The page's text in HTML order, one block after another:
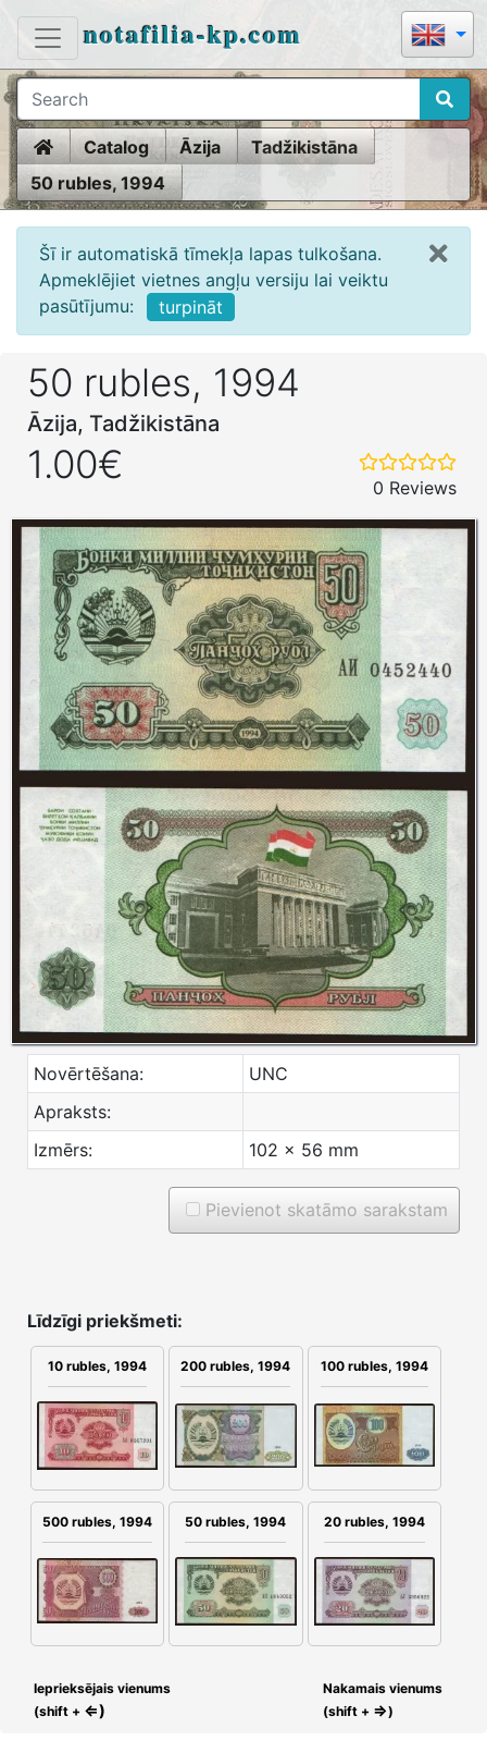
notafilia-kp.com
HomeCatalog Āzija
Tadžikistāna
50 rubles, 1994
Šī ir automatiskā tīmekļa lapas tulkošana.
Apmeklējiet vietnes angļu versiju lai veiktu
pasūtījumu:
turpināt
50 rubles, 1994
Āzija, Tadžikistāna
1.00€
0 Reviews
Novērtēšana:
UNC
Apraksts:
Izmērs:
102 x 56 mm
Pievienot skatāmo sarakstam
Līdzīgi priekšmeti:
10 rubles, 1994 200 rubles, 1994 100 rubles, 1994
500 rubles, 1994 50 rubles, 1994 20 rubles, 1994
Ieprieksējais vienums
(shift + ⇐)
Nakamais vienums
(shift + ⇒)